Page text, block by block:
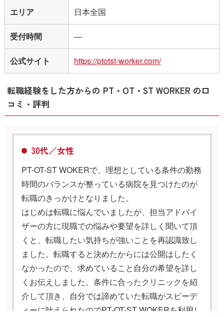
エリア 日本全国
受付時間 ―
公式サイト https://ptotst-worker.com/
転職経験をした方からの PT・OT・ST WORKER の口
コミ・評判
30代／女性
PT-OT-ST WOKERで、理想としている条件の勤務
時間のバランスが整っている病院を見つけたのが
転職のきっかけとなりました。
はじめは転職に悩んでいましたが、担当アドバイ
ザーの方に現職での悩みや要望を詳しく聞いて頂
くと、転職したい気持ちが強いことを再認識致し
ました。転職すると決めたからには公開はしたく
なかったので、求めていること自分の希望を詳し
くお伝えしました。条件に合ったクリニックを紹
介して頂き、自分では諦めていた転職がスピーデ
ィーに叶えられたのでPT-OT-ST WOKERを利用し